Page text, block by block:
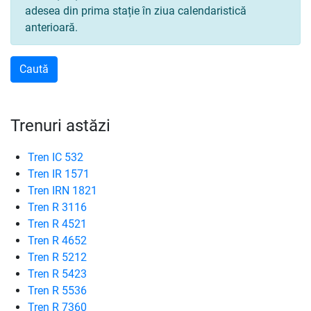
adesea din prima stație în ziua calendaristică
anterioară.
Trenuri astăzi
Tren IC 532
Tren IR 1571
Tren IRN 1821
Tren R 3116
Tren R 4521
Tren R 4652
Tren R 5212
Tren R 5423
Tren R 5536
Tren R 7360